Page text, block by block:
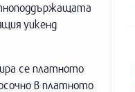
уикенд
се платното
в платното